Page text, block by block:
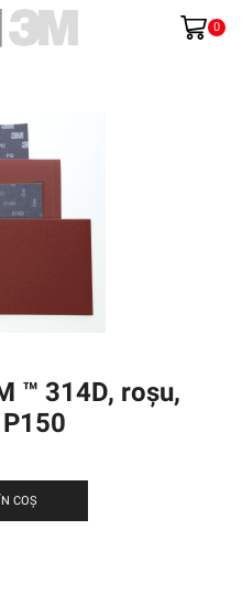
0
™ 314D, roșu,
COȘ